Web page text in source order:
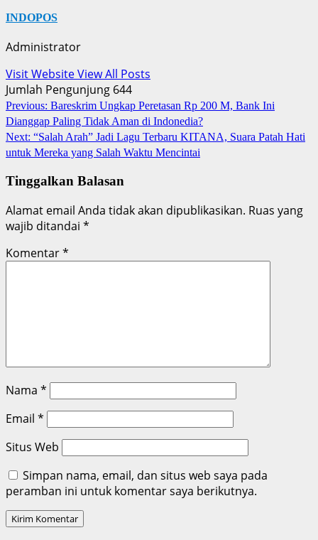
INDOPOS
Administrator
Visit WebsiteView All Posts
Jumlah Pengunjung 644
Post
navigation
Previous: Bareskrim Ungkap Peretasan Rp 200 M, Bank Ini
Dianggap Paling Tidak Aman di Indonedia?
Next: “Salah Arah” Jadi Lagu Terbaru KITANA, Suara Patah Hati
untuk Mereka yang Salah Waktu Mencintai
Tinggalkan Balasan
Alamat email Anda tidak akan dipublikasikan. Ruas yang
wajib ditandai *
Komentar*
Nama *
Email *
Situs Web
Simpan nama, email, dan situs web saya pada
peramban ini untuk komentar saya berikutnya.